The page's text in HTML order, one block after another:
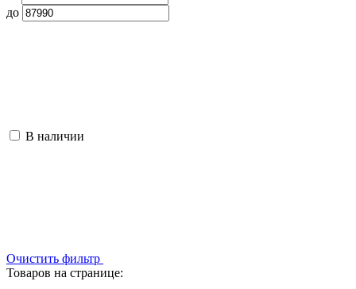
до
В наличии
Очистить фильтр
Товаров на странице: